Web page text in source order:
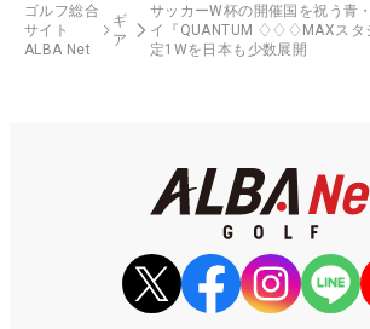
ゴルフ総合
サイト
ALBA Net
ギ
ア
サッカーW杯の開催国を祝う青
イ『QUANTUM ♢♢♢MAXスタ
定1Wを日本も少数展開